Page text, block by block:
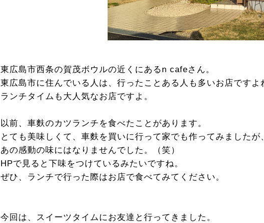
東広島市西条の賀茂ボウルの近くにあるn cafeさん。
東広島市に住んでいる人は、行ったことある人も多いお店ですよ
ランチタイムも大人気なお店ですよ。
以前、車麩のカツランチを食べたことがあります。
とても美味しくて、車麩を買いに行って家でも作ってみましたが
あの感動の味にはなりませんでした。（笑）
HPで見ると下味をつけているみたいですね。
ぜひ、ランチで行った際はお店で食べてみてください。
今回は、スイーツタイムにお友達と行ってきました。